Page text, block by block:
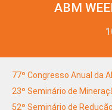
ABM
77º Congresso Anual da
23º Seminário de
52º Seminário de